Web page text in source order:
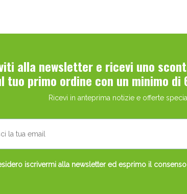
alla newsletter e ricevi uno
tuo primo ordine con un minimo di
Ricevi in anteprima notizie e offerte
iscrivermi alla newsletter ed esprimo il